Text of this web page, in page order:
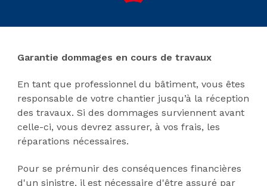
Garantie dommages en cours de travaux
En tant que professionnel du bâtiment, vous êtes
responsable de votre chantier jusqu’à la réception
des travaux. Si des dommages surviennent avant
celle-ci, vous devrez assurer, à vos frais, les
réparations nécessaires.
Pour se prémunir des conséquences financières
d'un sinistre, il est nécessaire d'être assuré par